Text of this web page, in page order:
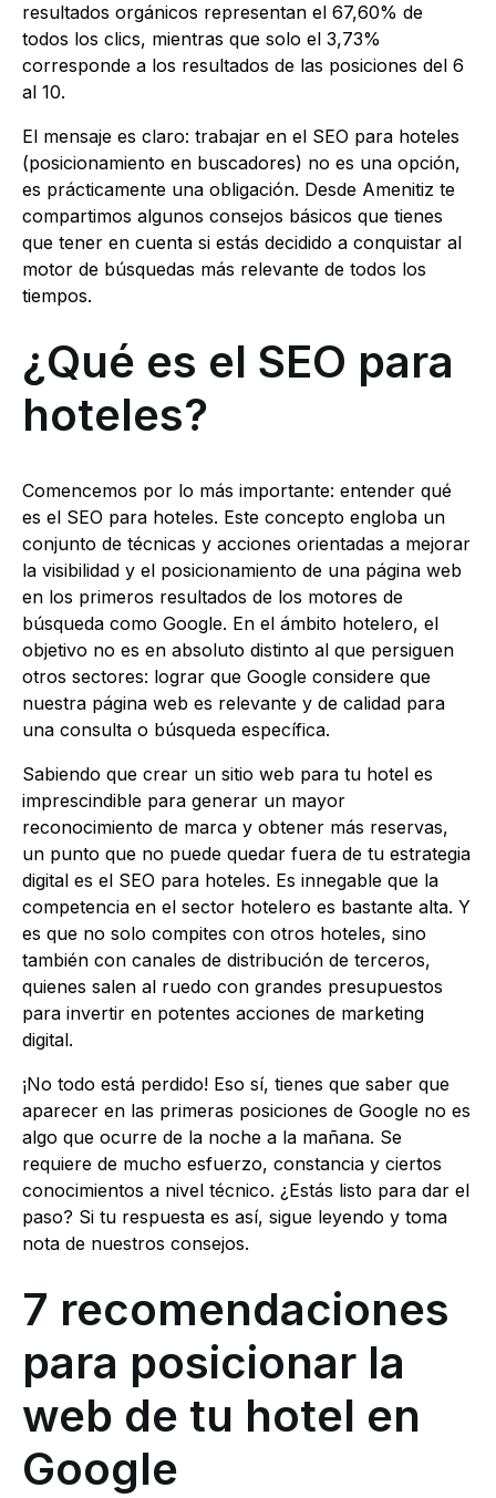
resultados orgánicos representan el 67,60% de
todos los clics, mientras que solo el 3,73%
corresponde a los resultados de las posiciones del 6
al 10.
El mensaje es claro: trabajar en el SEO para hoteles
(posicionamiento en buscadores) no es una opción,
es prácticamente una obligación. Desde Amenitiz te
compartimos algunos consejos básicos que tienes
que tener en cuenta si estás decidido a conquistar al
motor de búsquedas más relevante de todos los
tiempos.
¿Qué es el SEO para
hoteles?
Comencemos por lo más importante: entender qué
es el SEO para hoteles. Este concepto engloba un
conjunto de técnicas y acciones orientadas a mejorar
la visibilidad y el posicionamiento de una página web
en los primeros resultados de los motores de
búsqueda como Google. En el ámbito hotelero, el
objetivo no es en absoluto distinto al que persiguen
otros sectores: lograr que Google considere que
nuestra página web es relevante y de calidad para
una consulta o búsqueda específica.
Sabiendo que crear un sitio web para tu hotel es
imprescindible para generar un mayor
reconocimiento de marca y obtener más reservas,
un punto que no puede quedar fuera de tu estrategia
digital es el SEO para hoteles. Es innegable que la
competencia en el sector hotelero es bastante alta. Y
es que no solo compites con otros hoteles, sino
también con canales de distribución de terceros,
quienes salen al ruedo con grandes presupuestos
para invertir en potentes acciones de marketing
digital.
¡No todo está perdido! Eso sí, tienes que saber que
aparecer en las primeras posiciones de Google no es
algo que ocurre de la noche a la mañana. Se
requiere de mucho esfuerzo, constancia y ciertos
conocimientos a nivel técnico. ¿Estás listo para dar el
paso? Si tu respuesta es así, sigue leyendo y toma
nota de nuestros consejos.
7 recomendaciones
para posicionar la
web de tu hotel en
Google